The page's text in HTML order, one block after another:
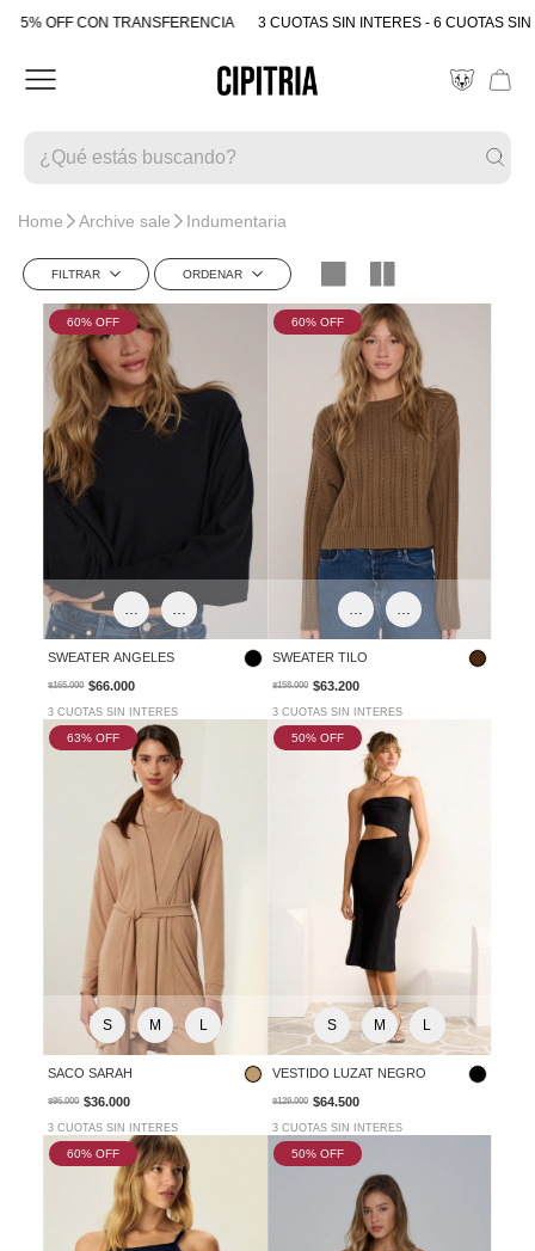
5% OFF CON TRANSFERENCIA 3 CUOTAS SIN INTERES - 6 CUOTAS
Home Archive sale Indumentaria
FILTRAR ORDENAR
COLOR
VER TODOS
TALLE
L-xl S-m
M
L
MARCA
PRICE
HASTA
APLICAR
60% OFF
S-M L-XL
SWEATER ANGELES
$165.000 $66.000
3 CUOTAS SIN INTERES
60% OFF
S-M L-XL
SWEATER TILO
$158.000 $63.200
3 CUOTAS SIN INTERES
63% OFF
S M L
SACO SARAH
$96.000 $36.000
3 CUOTAS SIN INTERES
50% OFF
S M L
VESTIDO LUZAT NEGRO
$129.000 $64.500
3 CUOTAS SIN INTERES
60% OFF 50% OFF